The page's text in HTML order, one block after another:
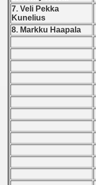
7. Veli Pekka
Kunelius
8. Markku Haapala
- 1961
- 1962
- 1965
- 1966
- 1967
- 1969